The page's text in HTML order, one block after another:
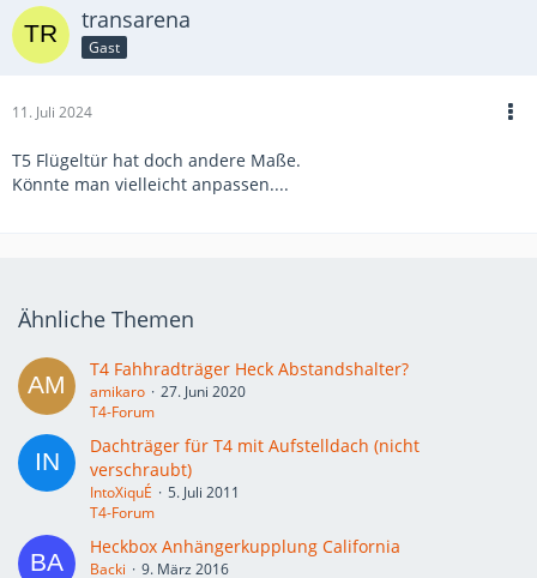
transarena
Gast
11. Juli 2024
T5 Flügeltür hat doch andere Maße.
Könnte man vielleicht anpassen....
Ähnliche Themen
T4 Fahhradträger Heck Abstandshalter?
amikaro
27. Juni 2020
T4-Forum
Dachträger für T4 mit Aufstelldach (nicht
verschraubt)
IntoXiquÉ
5. Juli 2011
T4-Forum
Heckbox Anhängerkupplung California
Backi 9. März 2016